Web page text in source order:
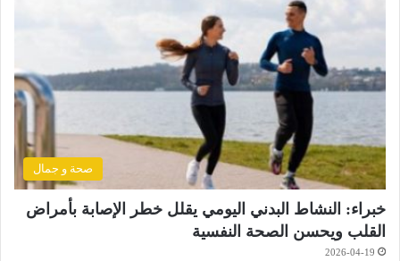
صحة و جمال
خبراء: النشاط البدني اليومي يقلل خطر الإصابة بأمراض
القلب ويحسن الصحة النفسية
2026-04-19